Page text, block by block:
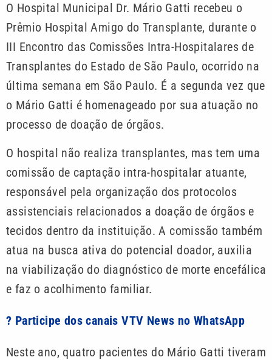
O Hospital Municipal Dr. Mário Gatti recebeu o
Prêmio Hospital Amigo do Transplante, durante o
III Encontro das Comissões Intra-Hospitalares de
Transplantes do Estado de São Paulo, ocorrido na
última semana em São Paulo. É a segunda vez que
o Mário Gatti é homenageado por sua atuação no
processo de doação de órgãos.
O hospital não realiza transplantes, mas tem uma
comissão de captação intra-hospitalar atuante,
responsável pela organização dos protocolos
assistenciais relacionados a doação de órgãos e
tecidos dentro da instituição. A comissão também
atua na busca ativa do potencial doador, auxilia
na viabilização do diagnóstico de morte encefálica
e faz o acolhimento familiar.
? Participe dos canais VTV News no WhatsApp
Neste ano, quatro pacientes do Mário Gatti tiveram